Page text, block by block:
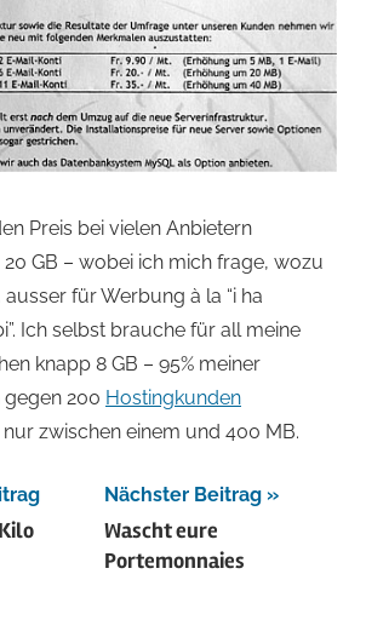
Preis bei vielen Anbietern
GB – wobei ich mich frage, wozu
für Werbung à la “i ha
Ich selbst brauche für all meine
knapp 8 GB – 95% meiner
200 Hostingkunden
zwischen einem und 400 MB.
Nächster Beitrag
Wascht eure
Portemonnaies